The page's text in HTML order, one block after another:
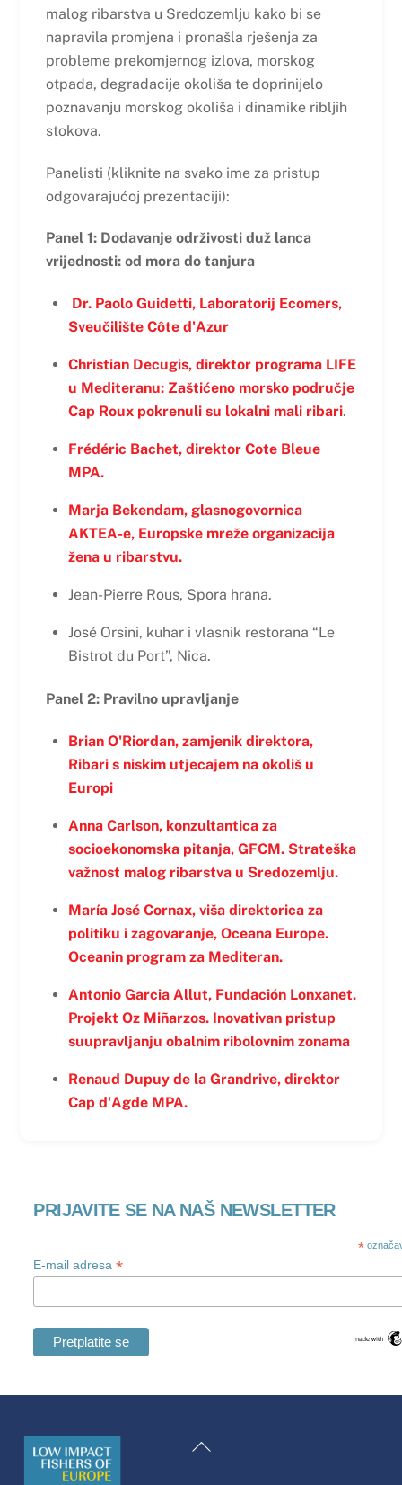
malog ribarstva u Sredozemlju kako bi se
napravila promjena i pronašla rješenja za
probleme prekomjernog izlova, morskog
otpada, degradacije okoliša te doprinijelo
poznavanju morskog okoliša i dinamike ribljih
stokova.
Panelisti (kliknite na svako ime za pristup
odgovarajućoj prezentaciji):
Panel 1: Dodavanje održivosti duž lanca
vrijednosti: od mora do tanjura
Dr. Paolo Guidetti, Laboratorij Ecomers,
Sveučilište Côte d'Azur
Christian Decugis, direktor programa LIFE
u Mediteranu: Zaštićeno morsko područje
Cap Roux pokrenuli su lokalni mali ribari.
Frédéric Bachet, direktor Cote Bleue
MPA.
Marja Bekendam, glasnogovornica
AKTEA-e, Europske mreže organizacija
žena u ribarstvu.
Jean-Pierre Rous, Spora hrana.
José Orsini, kuhar i vlasnik restorana “Le
Bistrot du Port”, Nica.
Panel 2: Pravilno upravljanje
Brian O'Riordan, zamjenik direktora,
Ribari s niskim utjecajem na okoliš u
Europi
Anna Carlson, konzultantica za
socioekonomska pitanja, GFCM. Strateška
važnost malog ribarstva u Sredozemlju.
María José Cornax, viša direktorica za
politiku i zagovaranje, Oceana Europe.
Oceanin program za Mediteran.
Antonio Garcia Allut, Fundación Lonxanet.
Projekt Oz Miñarzos. Inovativan pristup
suupravljanju obalnim ribolovnim zonama
Renaud Dupuy de la Grandrive, direktor
Cap d'Agde MPA.
PRIJAVITE SE NA NAŠ NEWSLETTER
*
E-mail adresa*
Natrag
Swedish